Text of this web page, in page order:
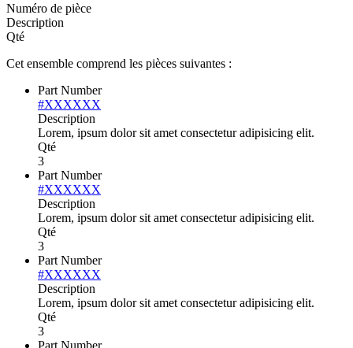
Numéro de pièce
Description
Qté
Cet ensemble comprend les pièces suivantes :
Part Number
#XXXXXX
Description
Lorem, ipsum dolor sit amet consectetur adipisicing elit.
Qté
3
Part Number
#XXXXXX
Description
Lorem, ipsum dolor sit amet consectetur adipisicing elit.
Qté
3
Part Number
#XXXXXX
Description
Lorem, ipsum dolor sit amet consectetur adipisicing elit.
Qté
3
Part Number